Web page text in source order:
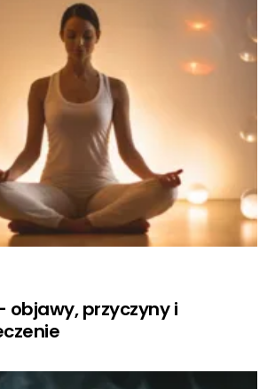
objawy, przyczyny i